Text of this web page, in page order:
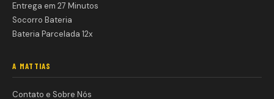
Entrega em 27 Minutos
Socorro Bateria
Bateria Parcelada 12x
A MATTIAS
Contato e Sobre Nós